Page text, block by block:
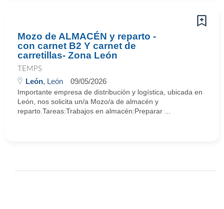
Mozo de ALMACÉN y reparto -
con carnet B2 Y carnet de
carretillas- Zona León
TEMPS
León, León 09/05/2026
Importante empresa de distribución y logística, ubicada en
León, nos solicita un/a Mozo/a de almacén y
reparto.Tareas:Trabajos en almacén:Preparar ...